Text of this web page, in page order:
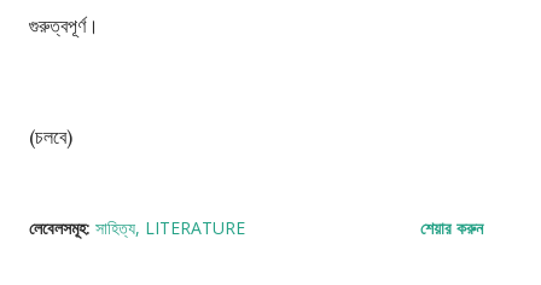
গুরুত্বপূর্ণ।
(চলবে)
লেবেলসমূহ: সাহিত্য LITERATURE শেয়ার করুন